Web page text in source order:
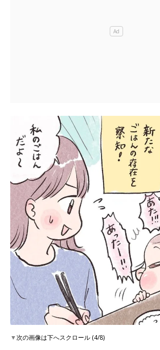
▼次の画像は下へスクロール (4/8)